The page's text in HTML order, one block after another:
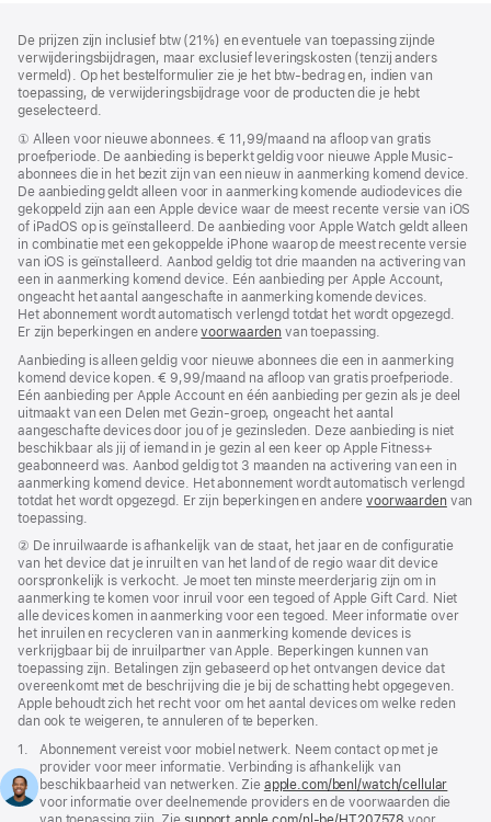
De prijzen zijn inclusief btw (21%) en eventuele van toepassing zijnde
verwijderingsbijdragen, maar exclusief leveringskosten (tenzij anders
vermeld). Op het bestelformulier zie je het btw-bedrag en, indien van
toepassing, de verwijderingsbijdrage voor de producten die je hebt
geselecteerd.
Voetnoot
① Alleen voor nieuwe abonnees. € 11,99/maand na afloop van gratis
proefperiode. De aanbieding is beperkt geldig voor nieuwe Apple Music-
abonnees die in het bezit zijn van een nieuw in aanmerking komend device.
De aanbieding geldt alleen voor in aanmerking komende audiodevices die
gekoppeld zijn aan een Apple device waar de meest recente versie van iOS
of iPadOS op is geïnstalleerd. De aanbieding voor Apple Watch geldt alleen
in combinatie met een gekoppelde iPhone waarop de meest recente versie
van iOS is geïnstalleerd. Aanbod geldig tot drie maanden na activering van
een in aanmerking komend device. Eén aanbieding per Apple Account,
ongeacht het aantal aangeschafte in aanmerking komende devices.
Het abonnement wordt automatisch verlengd totdat het wordt opgezegd.
Er zijn beperkingen en anderevoorwaarden van toepassing.
Aanbieding is alleen geldig voor nieuwe abonnees die een in aanmerking
komend device kopen. € 9,99/maand na afloop van gratis proefperiode.
Eén aanbieding per Apple Account en één aanbieding per gezin als je deel
uitmaakt van een Delen met Gezin-groep, ongeacht het aantal
aangeschafte devices door jou of je gezinsleden. Deze aanbieding is niet
beschikbaar als jij of iemand in je gezin al een keer op Apple Fitness+
geabonneerd was. Aanbod geldig tot 3 maanden na activering van een in
aanmerking komend device. Het abonnement wordt automatisch verlengd
totdat het wordt opgezegd. Er zijn beperkingen en anderevoorwaarden van
toepassing.
Voetnoot
② De inruilwaarde is afhankelijk van de staat, het jaar en de configuratie
van het device dat je inruilt en van het land of de regio waar dit device
oorspronkelijk is verkocht. Je moet ten minste meerderjarig zijn om in
aanmerking te komen voor inruil voor een tegoed of Apple Gift Card. Niet
alle devices komen in aanmerking voor een tegoed. Meer informatie over
het inruilen en recycleren van in aanmerking komende devices is
verkrijgbaar bij de inruilpartner van Apple. Beperkingen kunnen van
toepassing zijn. Betalingen zijn gebaseerd op het ontvangen device dat
overeenkomt met de beschrijving die je bij de schatting hebt opgegeven.
Apple behoudt zich het recht voor om het aantal devices om welke reden
dan ook te weigeren, te annuleren of te beperken.
Voetnoot
1.
Abonnement vereist voor mobiel netwerk. Neem contact op met je
provider voor meer informatie. Verbinding is afhankelijk van
beschikbaarheid van netwerken. Zie apple.com/benl/watch/cellular
voor informatie over deelnemende providers en de voorwaarden die